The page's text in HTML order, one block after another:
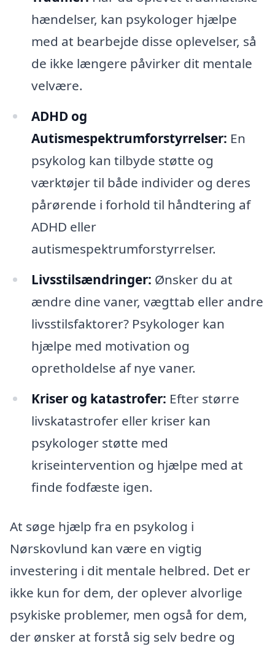
hændelser, kan psykologer hjælpe
med at bearbejde disse oplevelser, så
de ikke længere påvirker dit mentale
velvære.
ADHD og
Autismespektrumforstyrrelser: En
psykolog kan tilbyde støtte og
værktøjer til både individer og deres
pårørende i forhold til håndtering af
ADHD eller
autismespektrumforstyrrelser.
Livsstilsændringer: Ønsker du at
ændre dine vaner, vægttab eller andre
livsstilsfaktorer? Psykologer kan
hjælpe med motivation og
opretholdelse af nye vaner.
Kriser og katastrofer: Efter større
livskatastrofer eller kriser kan
psykologer støtte med
kriseintervention og hjælpe med at
finde fodfæste igen.
At søge hjælp fra en psykolog i
Nørskovlund kan være en vigtig
investering i dit mentale helbred. Det er
ikke kun for dem, der oplever alvorlige
psykiske problemer, men også for dem,
der ønsker at forstå sig selv bedre og